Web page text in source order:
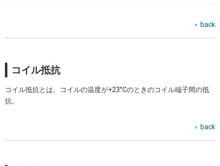
back
コイル抵抗
コイル抵抗とは、コイルの温度が+23°Cのときのコイル端子間の抵
抗。
back